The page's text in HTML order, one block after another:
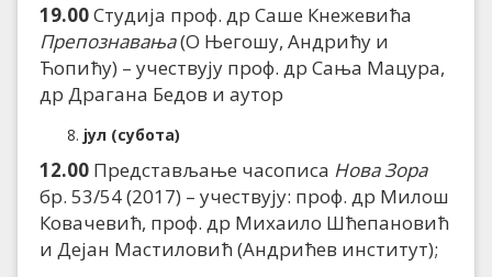
19.00Студија проф. др Саше Кнежевића
Препознавања(О Његошу, Андрићу и
Ћопићу) – учествују проф. др Сања Мацура,
др Драгана Бедов и аутор
јул (субота)
12.00 Представљање часописа Нова Зора
бр. 53/54 (2017) – учествују: проф. др Милош
Ковачевић, проф. др Михаило Шћепановић
и Дејан Мастиловић (Андрићев институт);